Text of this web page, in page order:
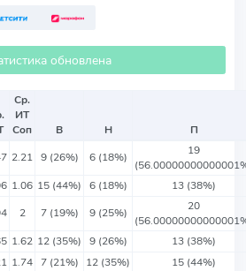
обновлена
Ср.
ИТ
Соп
В Н
П
2.21 9 (26%) 6 (18%)
19
1.06 15 (44%) 6 (18%)
13 (38%)
2 7 (19%) 9 (25%)
20
1.62 12 (35%) 9 (26%)
13 (38%)
1.74 7 (21%) 12 (35%)
15 (44%)